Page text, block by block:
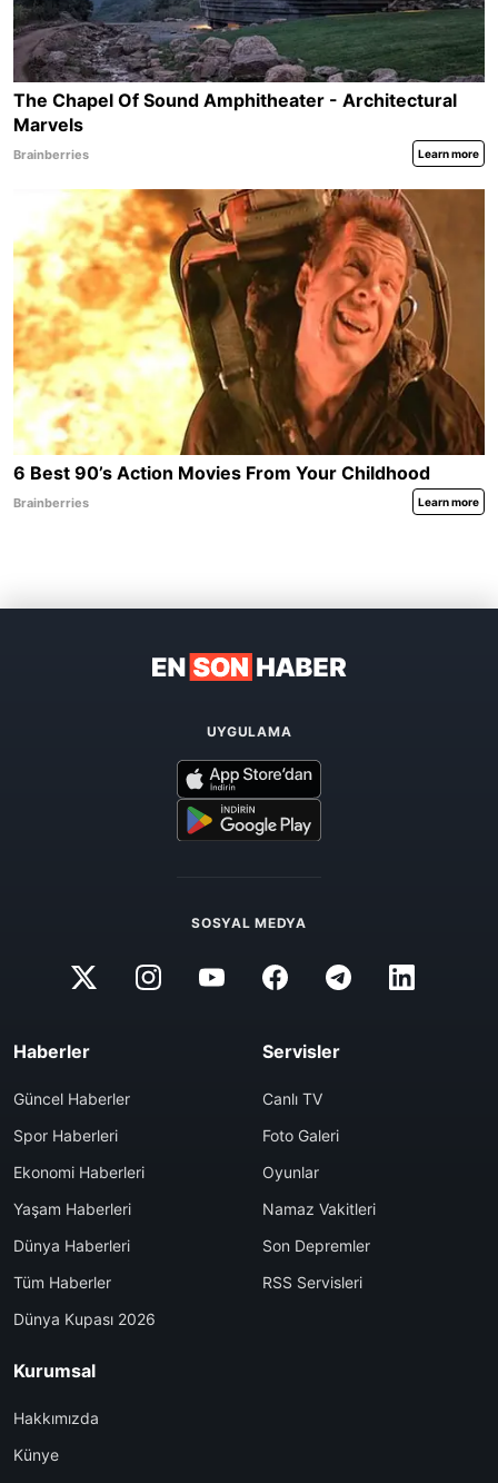
UYGULAMA
SOSYAL MEDYA
Haberler
Güncel Haberler
Spor Haberleri
Ekonomi Haberleri
Yaşam Haberleri
Dünya Haberleri
Tüm Haberler
Dünya Kupası 2026
Servisler
Canlı TV
Foto Galeri
Oyunlar
Namaz Vakitleri
Son Depremler
RSS Servisleri
Kurumsal
Hakkımızda
Künye